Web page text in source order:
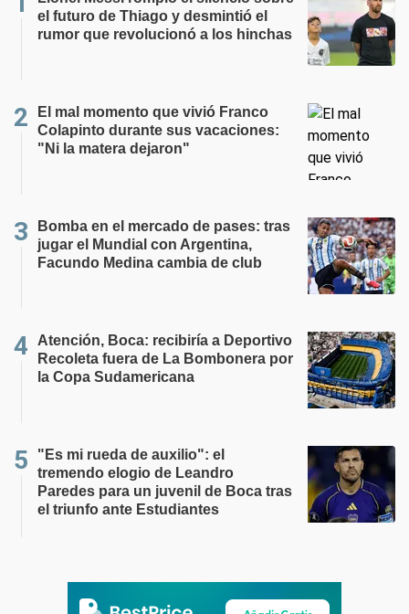
el futuro de Thiago y desmintió el
rumor que revolucionó a los hinchas
El mal momento que vivió Franco
Colapinto durante sus vacaciones:
"Ni la matera dejaron"
Bomba en el mercado de pases: tras
jugar el Mundial con Argentina,
Facundo Medina cambia de club
Atención, Boca: recibiría a Deportivo
Recoleta fuera de La Bombonera por
la Copa Sudamericana
"Es mi rueda de auxilio": el
tremendo elogio de Leandro
Paredes para un juvenil de Boca tras
el triunfo ante Estudiantes